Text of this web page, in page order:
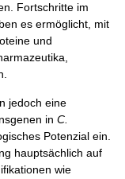
Fortschritte im
es ermöglicht, mit
und
jedoch eine
in C.
Potenzial ein.
hauptsächlich auf
wie